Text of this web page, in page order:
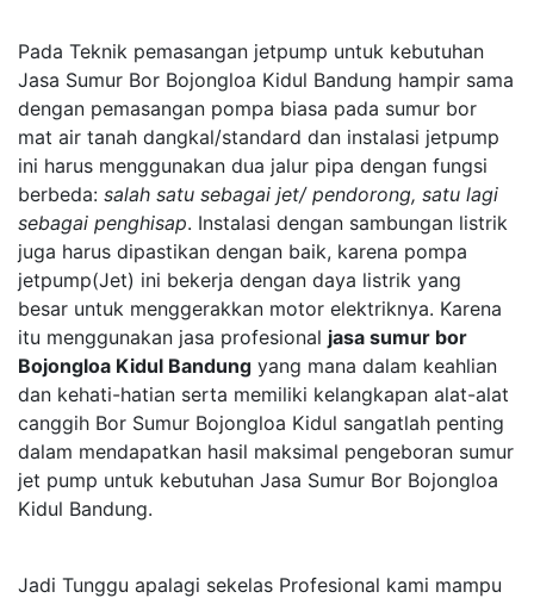
Pada Teknik pemasangan jetpump untuk kebutuhan
Jasa Sumur Bor Bojongloa Kidul Bandung hampir sama
dengan pemasangan pompa biasa pada sumur bor
mat air tanah dangkal/standard dan instalasi jetpump
ini harus menggunakan dua jalur pipa dengan fungsi
berbeda: salah satu sebagai jet/ pendorong, satu lagi
sebagai penghisap. Instalasi dengan sambungan listrik
juga harus dipastikan dengan baik, karena pompa
jetpump(Jet) ini bekerja dengan daya listrik yang
besar untuk menggerakkan motor elektriknya. Karena
itu menggunakan jasa profesional jasa sumur bor
Bojongloa Kidul Bandung yang mana dalam keahlian
dan kehati-hatian serta memiliki kelangkapan alat-alat
canggih Bor Sumur Bojongloa Kidul sangatlah penting
dalam mendapatkan hasil maksimal pengeboran sumur
jet pump untuk kebutuhan Jasa Sumur Bor Bojongloa
Kidul Bandung.
Jadi Tunggu apalagi sekelas Profesional kami mampu